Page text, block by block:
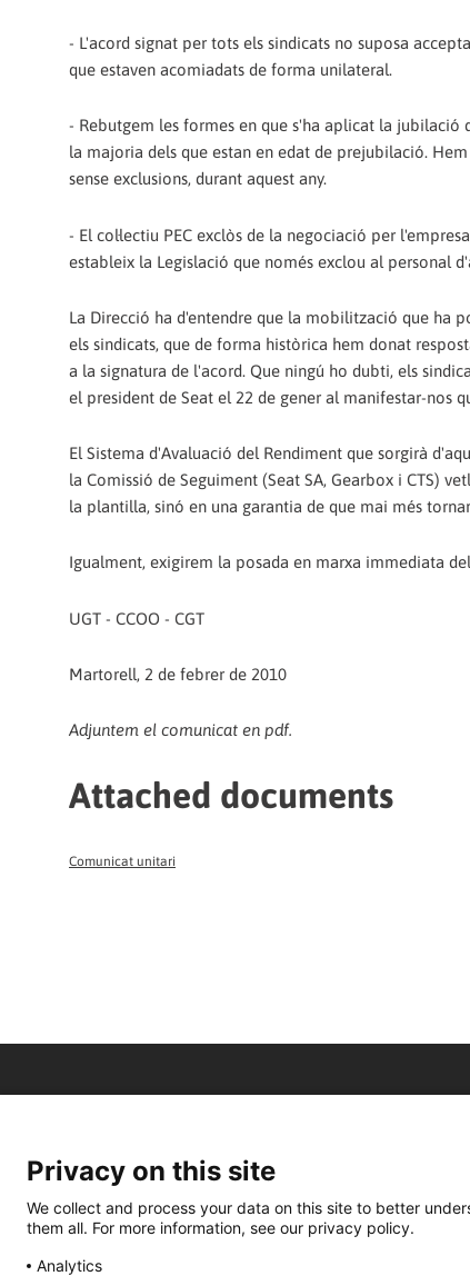
- L'acord signat per tots els sindicats no suposa
que estaven acomiadats de forma unilateral.
- Rebutgem les formes en que s'ha aplicat la
la majoria dels que estan en edat de prejubilació.
sense exclusions, durant aquest any.
- El col·lectiu PEC exclòs de la negociació per
estableix la Legislació que només exclou al personal
La Direcció ha d'entendre que la mobilització que ha
els sindicats, que de forma històrica hem donat
a la signatura de l'acord. Que ningú ho dubti, els
el president de Seat el 22 de gener al manifestar-nos
El Sistema d'Avaluació del Rendiment que sorgirà
la Comissió de Seguiment (Seat SA, Gearbox i CTS)
la plantilla, sinó en una garantia de que mai més
Igualment, exigirem la posada en marxa immediata
UGT - CCOO - CGT
Martorell, 2 de febrer de 2010
Adjuntem el comunicat en pdf.
Attached documents
Comunicat unitari
Privacy on this site
We collect and process your data on this site to better
them all. For more information, see our privacy policy.
Analytics